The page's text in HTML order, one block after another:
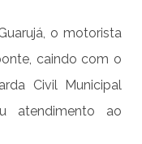
o motorista
caindo com o
Civil Municipal
atendimento ao